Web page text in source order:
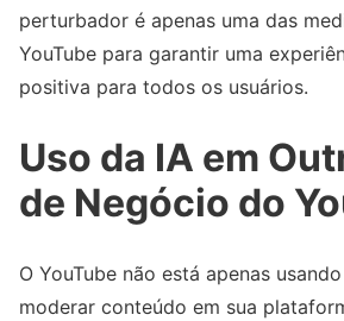
perturbador é apenas uma das
YouTube para garantir uma
positiva para todos os usuários.
Uso da IA em
de Negócio do
O YouTube não está apenas
moderar conteúdo em sua